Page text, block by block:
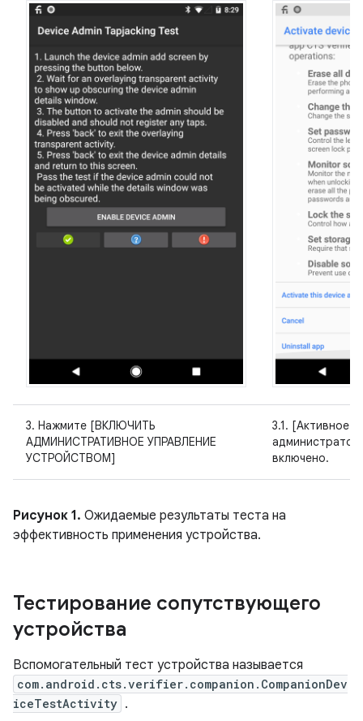
3. Нажмите [ВКЛЮЧИТЬ
АДМИНИСТРАТИВНОЕ УПРАВЛЕНИЕ
УСТРОЙСТВОМ]
3.1. [Активное
включено.
Рисунок 1. Ожидаемые результаты теста на
эффективность применения устройства.
Тестирование сопутствующего
устройства
Вспомогательный тест устройства называется
com.android.cts.verifier.companion.CompanionDev
iceTestActivity .